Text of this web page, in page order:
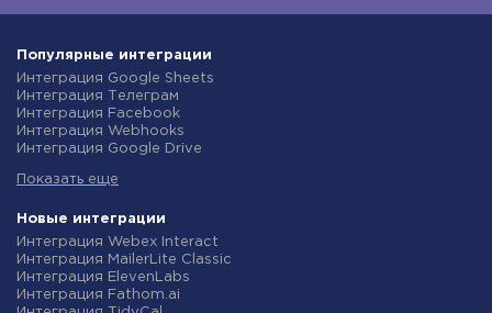
Популярные интеграции
Интеграция Google Sheets
Интеграция Телеграм
Интеграция Facebook
Интеграция Webhooks
Интеграция Google Drive
Интеграция Gmail
Интеграция Новая Почта
Интеграция Binotel
Интеграция OpenAI (ChatGPT)
Интеграция Prom
Интеграция Приват24
Интеграция OLX
Показать еще
Новые интеграции
Интеграция Webex Interact
Интеграция MailerLite Classic
Интеграция ElevenLabs
Интеграция Fathom.ai